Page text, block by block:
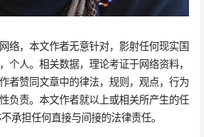
络，本文作者无意针对，影射任何现实国
个人。相关数据，理论考证于网络资料，
者赞同文章中的律法，规则，观点，行为
负责。本文作者就以上或相关所产生的任
承担任何直接与间接的法律责任。